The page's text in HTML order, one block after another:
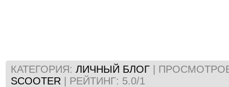
КАТЕГОРИЯ: ЛИЧНЫЙ БЛОГ |
SCOOTER | РЕЙТИНГ: 5.0/1